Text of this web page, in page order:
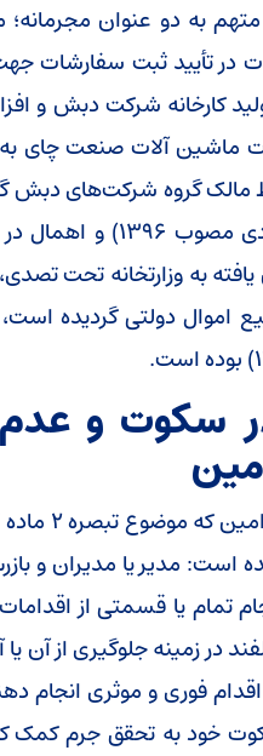
به دو عنوان مجرمانه؛
در تأیید ثبت سفارشات
کارخانه شرکت دبش و
ماشین آلات صنعت چای
۲ قانون اخلال گران در
به وزارتخانه تحت
سکوت و
مدیر یا مدیران و
تمام یا قسمتی از
زمینه جلوگیری از آن یا
فوری و موثری انجام
سکوت خود به تحقق جرم